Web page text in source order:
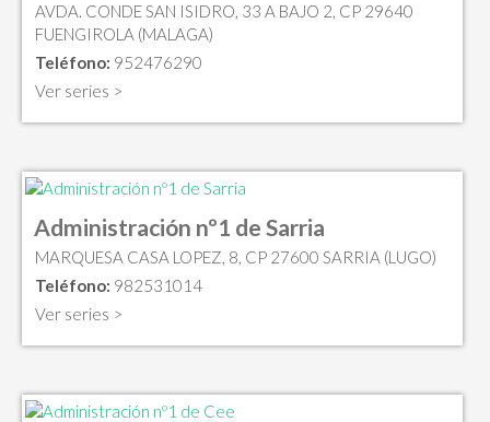
AVDA. CONDE SAN ISIDRO, 33 A BAJO 2, CP 29640
FUENGIROLA (MALAGA)
Teléfono: 952476290
Ver series >
Administración nº1 de Sarria
MARQUESA CASA LOPEZ, 8, CP 27600 SARRIA (LUGO)
Teléfono: 982531014
Ver series >